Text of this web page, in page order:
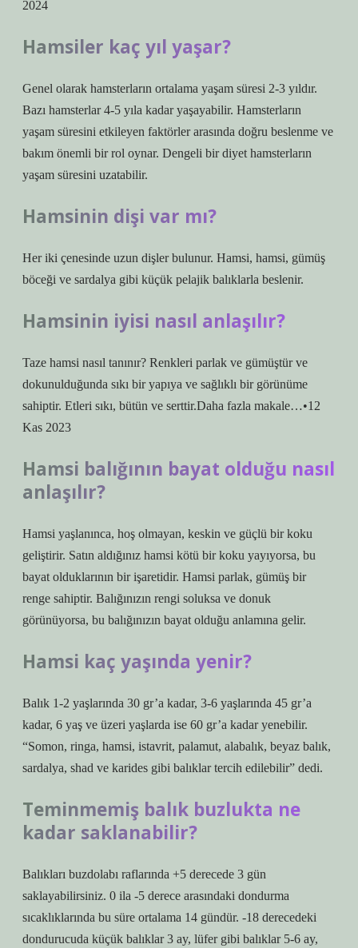
2024
Hamsiler kaç yıl yaşar?
Genel olarak hamsterların ortalama yaşam süresi 2-3 yıldır.
Bazı hamsterlar 4-5 yıla kadar yaşayabilir. Hamsterların
yaşam süresini etkileyen faktörler arasında doğru beslenme ve
bakım önemli bir rol oynar. Dengeli bir diyet hamsterların
yaşam süresini uzatabilir.
Hamsinin dişi var mı?
Her iki çenesinde uzun dişler bulunur. Hamsi, hamsi, gümüş
böceği ve sardalya gibi küçük pelajik balıklarla beslenir.
Hamsinin iyisi nasıl anlaşılır?
Taze hamsi nasıl tanınır? Renkleri parlak ve gümüştür ve
dokunulduğunda sıkı bir yapıya ve sağlıklı bir görünüme
sahiptir. Etleri sıkı, bütün ve serttir.Daha fazla makale…•12
Kas 2023
Hamsi balığının bayat olduğu nasıl
anlaşılır?
Hamsi yaşlanınca, hoş olmayan, keskin ve güçlü bir koku
geliştirir. Satın aldığınız hamsi kötü bir koku yayıyorsa, bu
bayat olduklarının bir işaretidir. Hamsi parlak, gümüş bir
renge sahiptir. Balığınızın rengi soluksa ve donuk
görünüyorsa, bu balığınızın bayat olduğu anlamına gelir.
Hamsi kaç yaşında yenir?
Balık 1-2 yaşlarında 30 gr’a kadar, 3-6 yaşlarında 45 gr’a
kadar, 6 yaş ve üzeri yaşlarda ise 60 gr’a kadar yenebilir.
“Somon, ringa, hamsi, istavrit, palamut, alabalık, beyaz balık,
sardalya, shad ve karides gibi balıklar tercih edilebilir” dedi.
Teminmemiş balık buzlukta ne
kadar saklanabilir?
Balıkları buzdolabı raflarında +5 derecede 3 gün
saklayabilirsiniz. 0 ila -5 derece arasındaki dondurma
sıcaklıklarında bu süre ortalama 14 gündür. -18 derecedeki
dondurucuda küçük balıklar 3 ay, lüfer gibi balıklar 5-6 ay,